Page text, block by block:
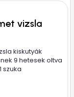
vizsla
kiskutyák
9 hetesek oltva
szuka